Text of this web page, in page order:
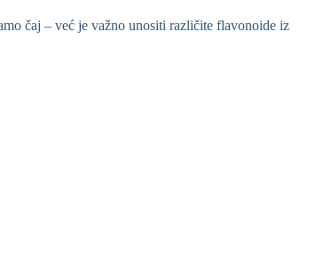
čaj – već je važno unositi različite flavonoide iz